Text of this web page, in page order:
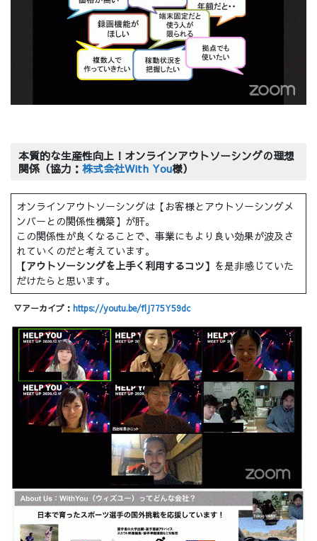
本質的な生産性向上！オンラインアウトソーシングの理想
関係（協力： 株式会社With You様）
オンラインアウトソーシングは【お客様とアウトソーシングメ
ンバーとの関係性構築】が肝。
この関係性が良くなることで、事業にもより良い効果が波及さ
れていくのだと考えています。
【アウトソーシングを上手く利用するコツ】 を是非感じていた
だけたらと思います。
▽アーカイブ： https://youtu.be/flJ775Y59dc